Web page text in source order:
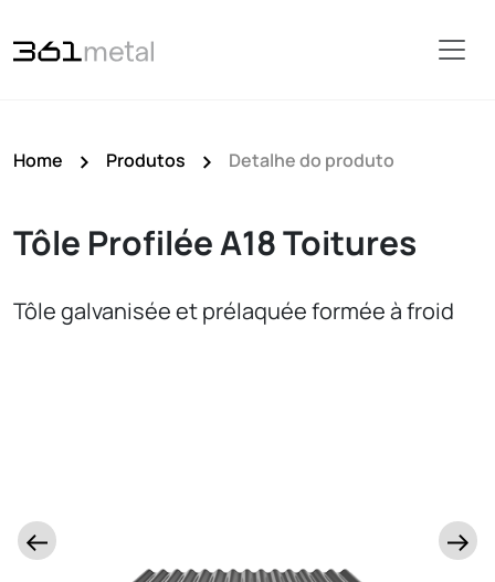
Home Produtos Detalhe do produto
Tôle Profilée A18 Toitures
Tôle galvanisée et prélaquée formée à froid